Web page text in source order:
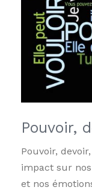
Pouvoir,
Pouvoir,
impact sur
et nos